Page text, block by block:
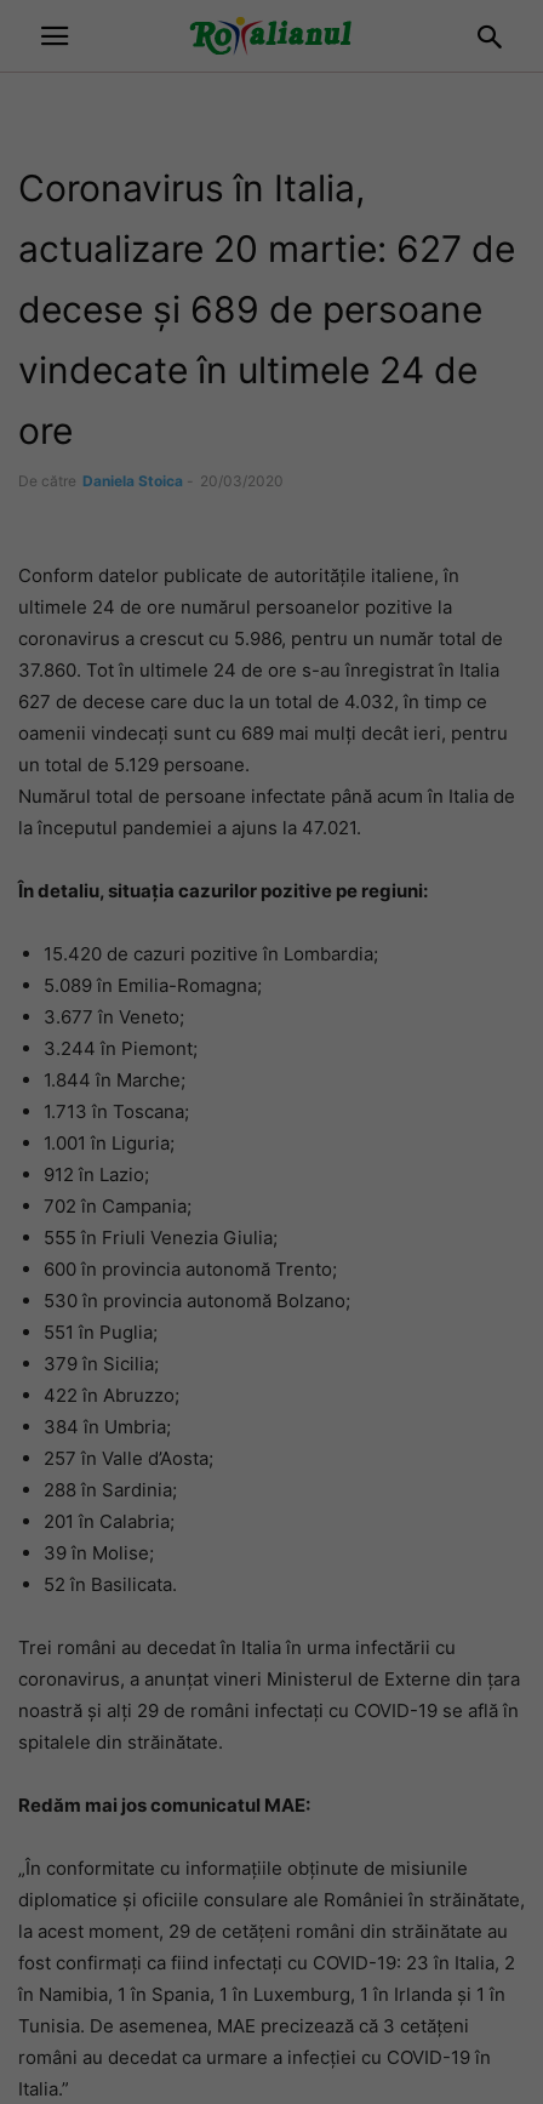
Coronavirus în Italia,
actualizare 20 martie: 627 de
decese și 689 de persoane
vindecate în ultimele 24 de
ore
De către Daniela Stoica - 20/03/2020
Conform datelor publicate de autoritățile italiene, în
ultimele 24 de ore numărul persoanelor pozitive la
coronavirus a crescut cu 5.986, pentru un număr total de
37.860. Tot în ultimele 24 de ore s-au înregistrat în Italia
627 de decese care duc la un total de 4.032, în timp ce
oamenii vindecați sunt cu 689 mai mulți decât ieri, pentru
un total de 5.129 persoane.
Numărul total de persoane infectate până acum în Italia de
la începutul pandemiei a ajuns la 47.021.
În detaliu, situația cazurilor pozitive pe regiuni:
15.420 de cazuri pozitive în Lombardia;
5.089 în Emilia-Romagna;
3.677 în Veneto;
3.244 în Piemont;
1.844 în Marche;
1.713 în Toscana;
1.001 în Liguria;
912 în Lazio;
702 în Campania;
555 în Friuli Venezia Giulia;
600 în provincia autonomă Trento;
530 în provincia autonomă Bolzano;
551 în Puglia;
379 în Sicilia;
422 în Abruzzo;
384 în Umbria;
257 în Valle d’Aosta;
288 în Sardinia;
201 în Calabria;
39 în Molise;
52 în Basilicata.
Trei români au decedat în Italia în urma infectării cu
coronavirus, a anunțat vineri Ministerul de Externe din țara
noastră și alți 29 de români infectați cu COVID-19 se află în
spitalele din străinătate.
Redăm mai jos comunicatul MAE:
„În conformitate cu informațiile obținute de misiunile
diplomatice și oficiile consulare ale României în străinătate,
la acest moment, 29 de cetățeni români din străinătate au
fost confirmați ca fiind infectați cu COVID-19: 23 în Italia, 2
în Namibia, 1 în Spania, 1 în Luxemburg, 1 în Irlanda și 1 în
Tunisia. De asemenea, MAE precizează că 3 cetățeni
români au decedat ca urmare a infecției cu COVID-19 în
Italia.”